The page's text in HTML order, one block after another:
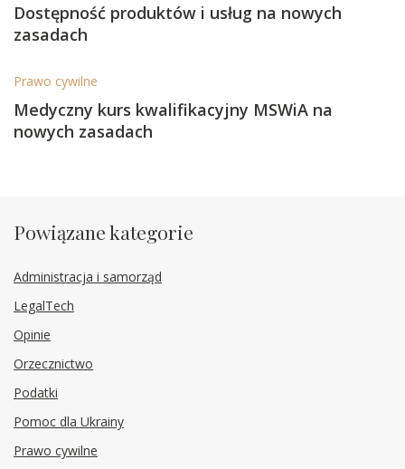
Dostępność produktów i usług na nowych
zasadach
Prawo cywilne
Medyczny kurs kwalifikacyjny MSWiA na
nowych zasadach
Powiązane kategorie
Administracja i samorząd
LegalTech
Opinie
Orzecznictwo
Podatki
Pomoc dla Ukrainy
Prawo cywilne